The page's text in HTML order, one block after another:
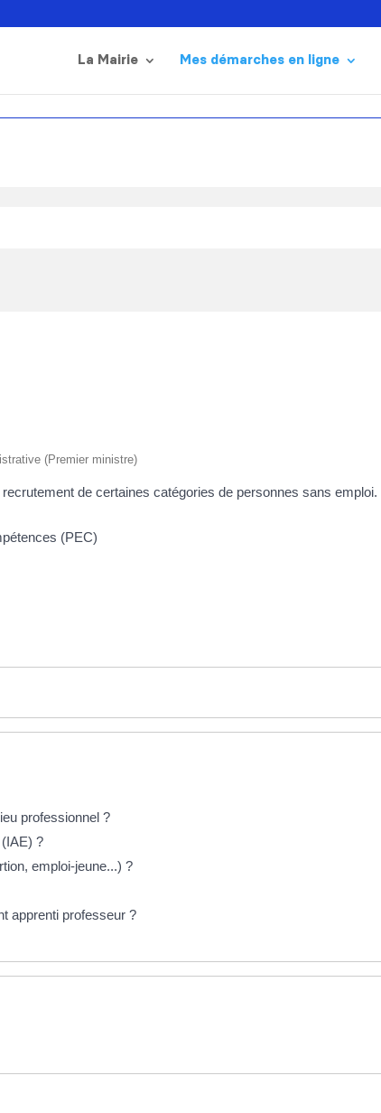
La Mairie Mes démarches en ligne
(Premier ministre)
de certaines catégories de personnes sans emploi.
(PEC)
professionnel ?
?
emploi-jeune...) ?
apprenti professeur ?